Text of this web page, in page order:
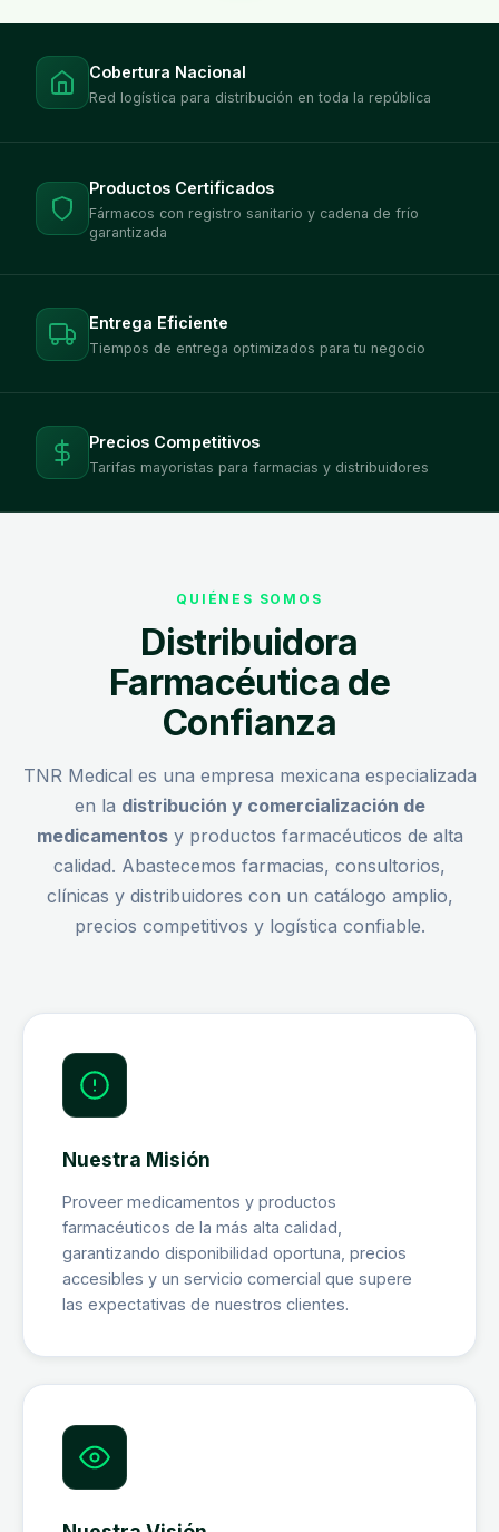
Cobertura Nacional
Red logística para distribución en toda la república
Productos Certificados
Fármacos con registro sanitario y cadena de frío
garantizada
Entrega Eficiente
Tiempos de entrega optimizados para tu negocio
Precios Competitivos
Tarifas mayoristas para farmacias y distribuidores
QUIÉNES SOMOS
Distribuidora
Farmacéutica de
Confianza
TNR Medical es una empresa mexicana especializada
en la distribución y comercialización de
medicamentosy productos farmacéuticos de alta
calidad. Abastecemos farmacias, consultorios,
clínicas y distribuidores con un catálogo amplio,
precios competitivos y logística confiable.
Nuestra Misión
Proveer medicamentos y productos
farmacéuticos de la más alta calidad,
garantizando disponibilidad oportuna, precios
accesibles y un servicio comercial que supere
las expectativas de nuestros clientes.